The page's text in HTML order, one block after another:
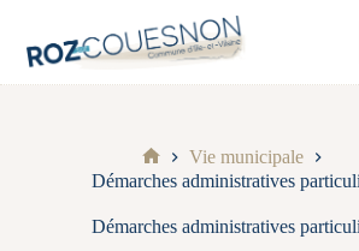
Vie municipale
Démarches administratives
Démarches administratives